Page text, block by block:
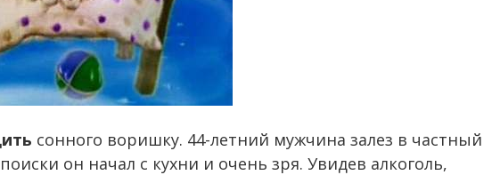
сонного воришку. 44-летний мужчина залез в частный
он начал с кухни и очень зря. Увидев алкоголь,